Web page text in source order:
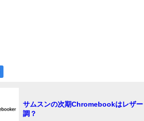
の
サムスンの次期Chromebookはレザー
調？